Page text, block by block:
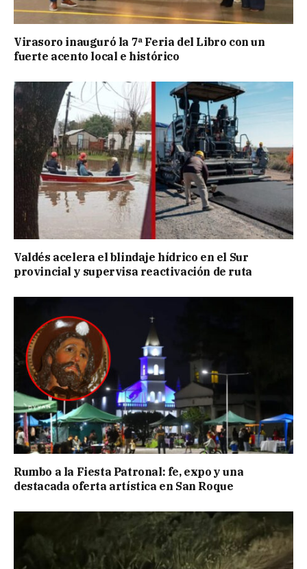
Virasoro inauguró la 7ª Feria del Libro con un
fuerte acento local e histórico
Valdés acelera el blindaje hídrico en el Sur
provincial y supervisa reactivación de ruta
Rumbo a la Fiesta Patronal: fe, expo y una
destacada oferta artística en San Roque